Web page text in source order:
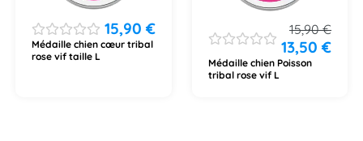
15,90 €
Médaille chien cœur tribal
rose vif taille L
15,90€
13,50€
Médaille chien Poisson
tribal rose vif L